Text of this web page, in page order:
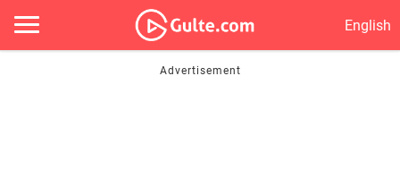
English